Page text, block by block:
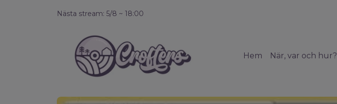
Nästa stream: 5/8 ~ 18:00
Hem När, var och hur?